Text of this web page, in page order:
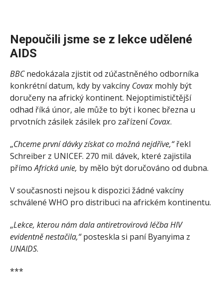
Nepoučili jsme se z lekce udělené
AIDS
BBCnedokázala zjistit od zúčastněného odborníka
konkrétní datum, kdy by vakcíny Covax mohly být
doručeny na africký kontinent. Nejoptimističtější
odhad říká únor, ale může to být i konec března u
prvotních zásilek zásilek pro zařízeníCovax.
„Chceme první dávky získat co možná nejdříve,“řekl
Schreiber z UNICEF. 270 mil. dávek, které zajistila
přímoAfrická unie, by mělo být doručováno od dubna.
V současnosti nejsou k dispozici žádné vakcíny
schválené WHO pro distribuci na africkém kontinentu.
„Lekce, kterou nám dala antiretrovirová léčba HIV
evidentně nestačila,“posteskla si paní Byanyima z
UNAIDS.
***